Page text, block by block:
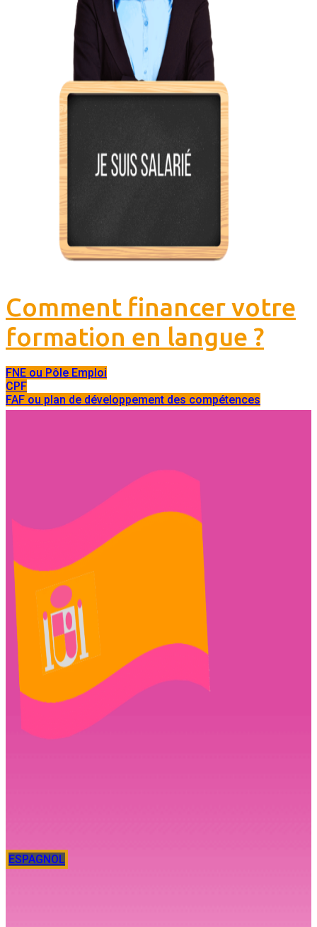
Comment financer votre
formation en langue ?
FNE ou Pôle Emploi
CPF
FAF ou plan de développement des compétences
ESPAGNOL